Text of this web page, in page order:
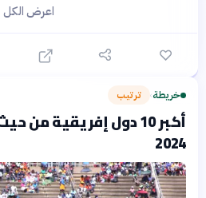
اعرض الكل (10) ←
› ترتيب
أكبر 10 دول إفريقية من حيث